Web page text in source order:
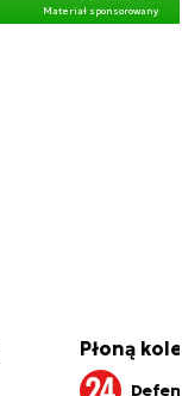
Materiał sponsorowany
Płoną